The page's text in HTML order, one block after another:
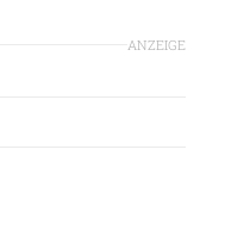
ANZEIGE